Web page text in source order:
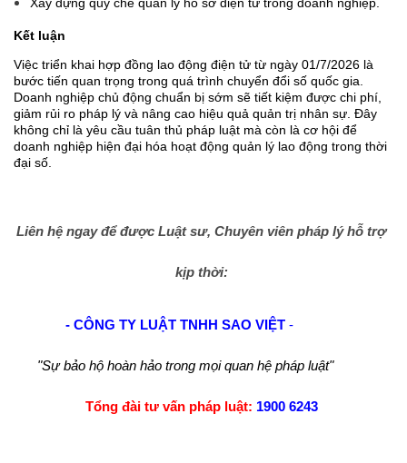
Kết luận
Việc triển khai hợp đồng lao động điện tử từ ngày 01/7/2026 là
bước tiến quan trọng trong quá trình chuyển đổi số quốc gia.
Doanh nghiệp chủ động chuẩn bị sớm sẽ tiết kiệm được chi phí,
giảm rủi ro pháp lý và nâng cao hiệu quả quản trị nhân sự. Đây
không chỉ là yêu cầu tuân thủ pháp luật mà còn là cơ hội để
doanh nghiệp hiện đại hóa hoạt động quản lý lao động trong thời
đại số.
Liên hệ ngay để được Luật sư, Chuyên viên pháp lý hỗ trợ
kịp thời:
- CÔNG TY LUẬT TNHH SAO VIỆT -
"Sự bảo hộ hoàn hảo trong mọi quan hệ pháp luật"
Tổng đài tư vấn pháp luật: 1900 6243